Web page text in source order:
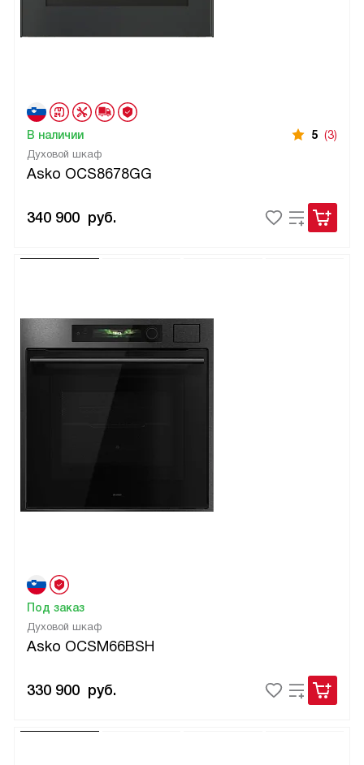
Духовой шкаф
Asko OCS8678GG
В наличии 5 (3)
340 900 руб.
Духовой шкаф
Asko OCSM66BSH
Под заказ
330 900 руб.